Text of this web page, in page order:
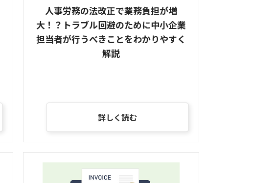
人事労務の法改正で業務負担が増
大！？トラブル回避のために中小企業
担当者が行うべきことをわかりやすく
解説
詳しく読む